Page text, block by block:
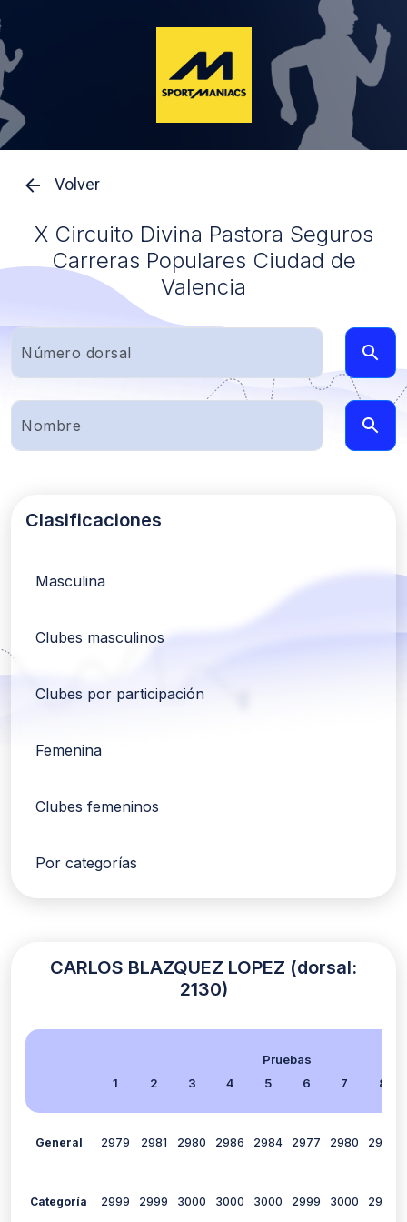
Volver
X Circuito Divina Pastora Seguros
Carreras Populares Ciudad de
Valencia
Clasificaciones
Masculina
Clubes masculinos
Clubes por participación
Femenina
Clubes femeninos
Por categorías
CARLOS BLAZQUEZ LOPEZ (dorsal:
2130)
Pruebas
1
2 3 4 5 6 7 8
General 2979 2981 2980 2986 2984 2977 2980 2980
Categoría 2999 2999 3000 3000 3000 2999 3000 2999